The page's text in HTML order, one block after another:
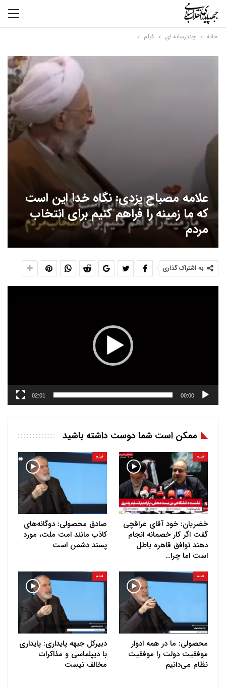
خانه چندرسانه ای فیلم
علامه مصباح یزدی: نگاه خدا این است
که ما زمینه را فراهم کنیم برای انتخاب
مردم
به اشتراک گذاری
00:00
02:01
ممکن است شما دوست داشته باشید
فیلم
خضریان: خود آقای عراقچی
گفت اگر کار خصمانه انجام
دهند توافق قاهره باطل
است اما چرا…
فیلم
صادق محصولی: دوگانه‌های
کاذب مانند امت ملت، مورد
پسند دشمن است
فیلم
محصولی: ما در همه ادوار
موفقیت دولت را موفقیت
نظام می‌دانیم
فیلم
دبیرکل جبهه پایداری: پایداری
با دیپلماسی و مذاکرات
مخالف نیست